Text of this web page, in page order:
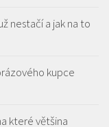
nestačí a jak na to
kupce
které většina